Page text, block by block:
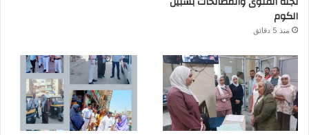
الكوم
منذ 5 دقائق